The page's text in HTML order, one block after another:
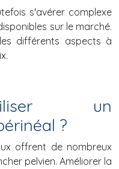
s'avérer complexe
sur le marché.
différents aspects à
un
?
offrent de nombreux
pelvien. Améliorer la